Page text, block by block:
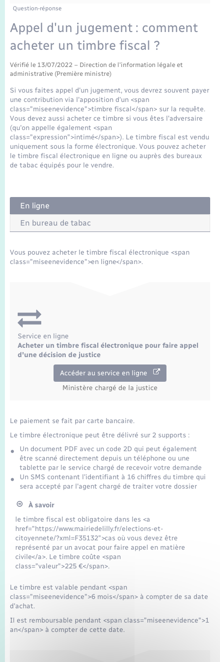
Mariage – PACS
Parrainage civil
Recensement
Question-réponse
Appel d'un jugement : comment
acheter un timbre fiscal ?
Vérifié le 13/07/2022 – Direction de l'information légale et
administrative (Première ministre)
Si vous faites appel d'un jugement, vous devrez souvent payer
une contribution via l'apposition d'un <span
class="miseenevidence">timbre fiscal</span> sur la requête.
Vous devez aussi acheter ce timbre si vous êtes l'adversaire
(qu'on appelle également <span
class="expression">intimé</span>). Le timbre fiscal est vendu
uniquement sous la forme électronique. Vous pouvez acheter
le timbre fiscal électronique en ligne ou auprès des bureaux
de tabac équipés pour le vendre.
En ligne
En bureau de tabac
Vous pouvez acheter le timbre fiscal électronique <span
class="miseenevidence">en ligne</span>.
Service en ligne
Acheter un timbre fiscal électronique pour faire appel
d'une décision de justice
Accéder au service en ligne
Ministère chargé de la justice
Le paiement se fait par carte bancaire.
Le timbre électronique peut être délivré sur 2 supports :
Un document PDF avec un code 2D qui peut également
être scanné directement depuis un téléphone ou une
tablette par le service chargé de recevoir votre demande
Un SMS contenant l'identifiant à 16 chiffres du timbre qui
sera accepté par l'agent chargé de traiter votre dossier
À savoir
le timbre fiscal est obligatoire dans les <a
href="https://www.mairiedelilly.fr/elections-et-
citoyennete/?xml=F35132">cas où vous devez être
représenté par un avocat pour faire appel en matière
civile</a>. Le timbre coûte <span
class="valeur">225 €</span>.
Le timbre est valable pendant <span
class="miseenevidence">6 mois</span> à compter de sa date
d'achat.
Il est remboursable pendant <span class="miseenevidence">1
an</span> à compter de cette date.